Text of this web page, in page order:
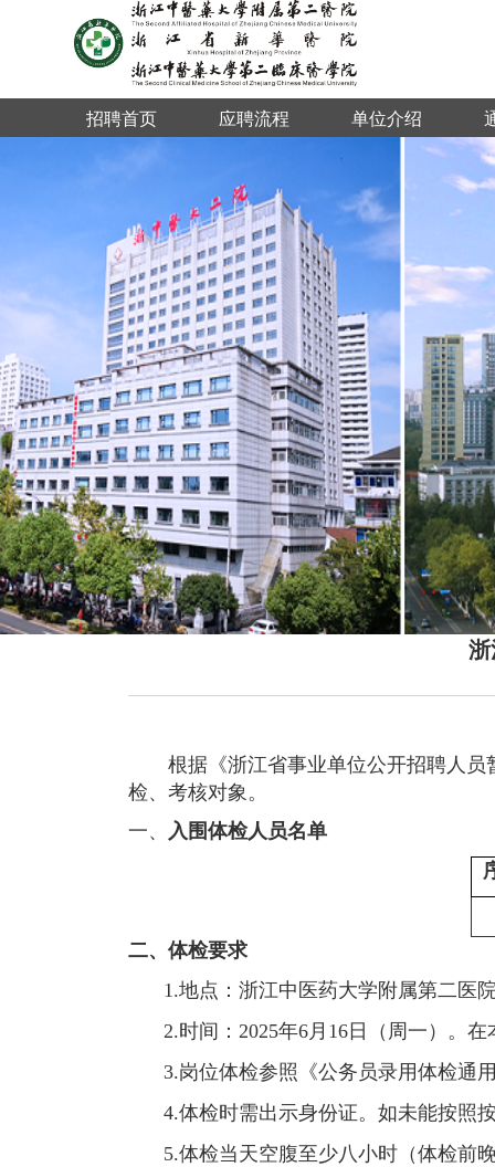
招聘首页 应聘流程 单位介绍
根据《浙江省事业单位公开招聘人员
检、考核对象。
一、 入围体检人员名单
二、体检要求
1.地点：浙江中医药大学附属第二医
2.时间：2025年6月16日（周一）。
3.岗位体检参照《公务员录用体检通
4.体检时需出示身份证。如未能按照
5.体检当天空腹至少八小时（体检前